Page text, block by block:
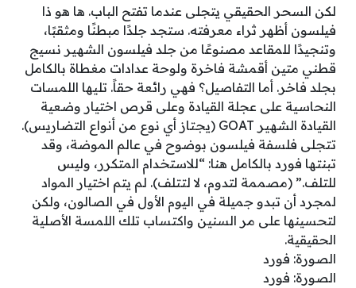
لكن السحر الحقيقي يتجلى عندما تفتح الباب. ها هو ذا
فيلسون أظهر ثراء معرفته. ستجد جلدًا مبطنًا ومثقبًا،
وتنجيدًا للمقاعد مصنوعًا من جلد فيلسون الشهير نسيج
قطني متين أقمشة فاخرة ولوحة عدادات مغطاة بالكامل
بجلد فاخر. أما التفاصيل؟ فهي رائعة حقاً. تليها اللمسات
النحاسية على عجلة القيادة وعلى قرص اختيار وضعية
القيادة الشهير GOAT (يجتاز أي نوع من أنواع التضاريس).
تتجلى فلسفة فيلسون بوضوح في عالم الموضة، وقد
تبنتها فورد بالكامل هنا: “للاستخدام المتكرر، وليس
للتلف.” (مصممة لتدوم، لا لتتلف). لم يتم اختيار المواد
لمجرد أن تبدو جميلة في اليوم الأول في الصالون، ولكن
لتحسينها على مر السنين واكتساب تلك اللمسة الأصلية
الحقيقية.
الصورة: فورد
الصورة: فورد